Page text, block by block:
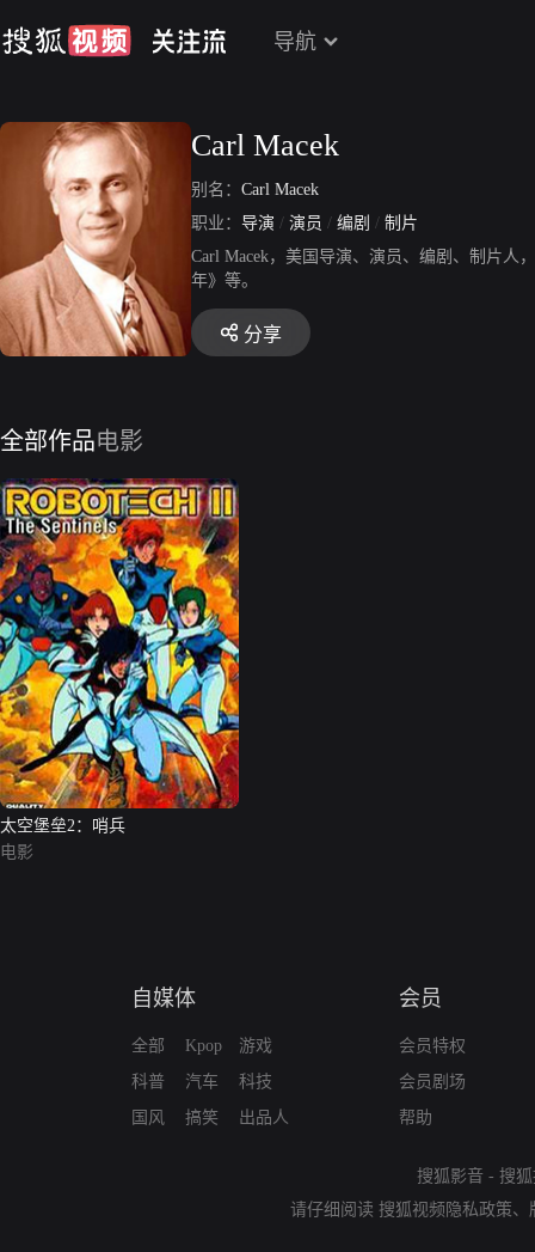
导航
Carl Macek
别名： Carl Macek
职业： 导演 / 演员 / 编剧 / 制片
Carl Macek，美国导演、演员、编剧、制片人
年》等。
分享
全部作品电影
太空堡垒2：哨兵
电影
自媒体
全部
科普
国风
Kpop
汽车
搞笑
游戏
科技
出品人
会员
会员特权
会员剧场
帮助
搜狐影音 - 搜
请仔细阅读 搜狐视频隐私政策、